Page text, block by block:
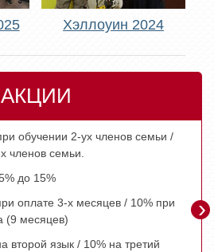
Хэллоуин 2024
АКЦИИ
обучении 2-ух членов семьи /
членов семьи.
до 15%
оплате 3-х месяцев / 10% при
(9 месяцев)
второй язык / 10% на третий
- ›